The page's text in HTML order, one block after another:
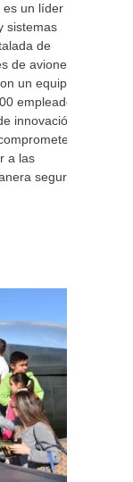
es un líder
sistemas
de
de aviones
un equipo
empleados
innovación
a
a las
segura.